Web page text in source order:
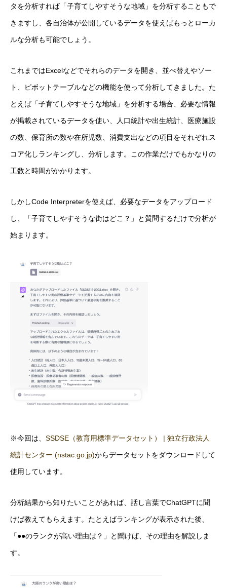
タを分析すれば「子育てしやすそうな地域」を分析することもで
きますし、各自治体が公開しているデータを使えばもっとローカ
ルな分析も可能でしょう。
これまではExcelなどでそれらのデータを開き、並べ替えやソー
ト、ピボットテーブルなどの機能を使って分析してきました。た
とえば「子育てしやすそうな地域」を分析する場合、必要な情報
が掲載されているデータを使い、人口統計や出生統計、医療施設
の数、保育所の数や在所児数、消費支出などの項目をそれぞれス
コア化しランキングし、分析します。この作業だけでもかなりの
工数と時間がかかります。
しかしCode Interpreterを使えば、必要なデータをアップロード
し、「子育てしやすそうな街はどこ？」と質問するだけで分析が
始まります。
※今回は、 SSDSE（教育用標準データセット） | 独立行政法人
統計センター (nstac.go.jp)からデータセットをダウンロードして
使用しています。
分析結果から知りたいことがあれば、話し言葉でChatGPTに聞
けば教えてもらえます。たとえばランキングが表示された後、
「●●のランクが高い理由は？」と聞けば、その理由を解説しま
す。